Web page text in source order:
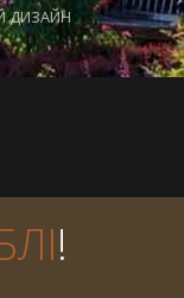
ДИЗАЙН
!